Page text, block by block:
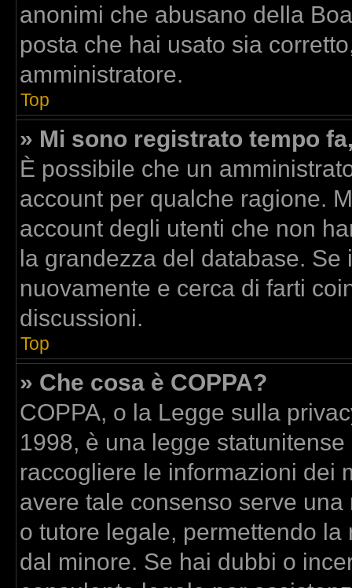
anonimi che abusano della
posta che hai usato sia
amministratore.
Top
» Mi sono registrato tempo
È possibile che un
account per qualche ragione.
account degli utenti che non
la grandezza del database. Se
nuovamente e cerca di farti
discussioni.
Top
» Che cosa è COPPA?
COPPA, o la Legge sulla
1998, è una legge
raccogliere le informazioni dei
avere tale consenso serve
o tutore legale, permettendo
dal minore. Se hai dubbi o